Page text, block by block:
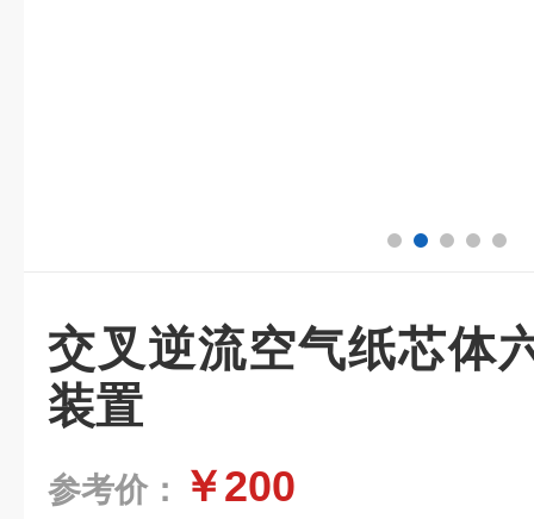
交叉逆流空气纸芯体
装置
参考价： ￥200